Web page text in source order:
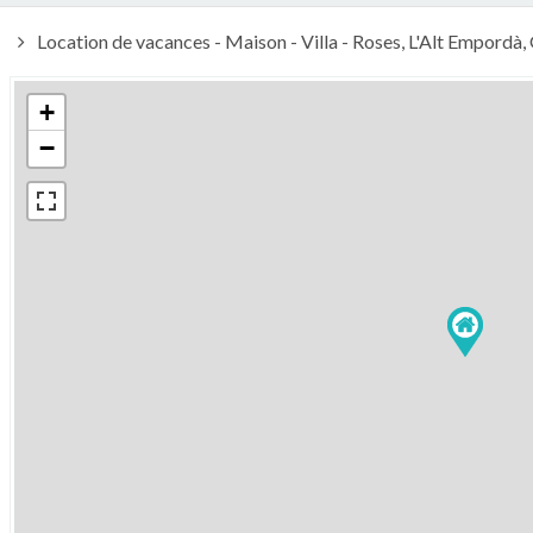
Location de vacances - Maison - Villa - Roses, L'Alt Empordà,
+
−